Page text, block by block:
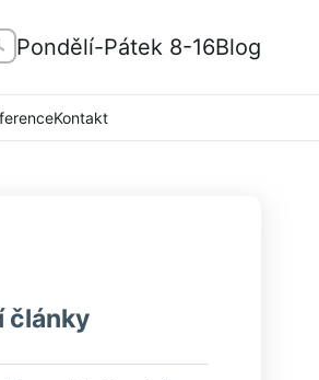
Pondělí-Pátek 8-16Blog
Kontakt
články